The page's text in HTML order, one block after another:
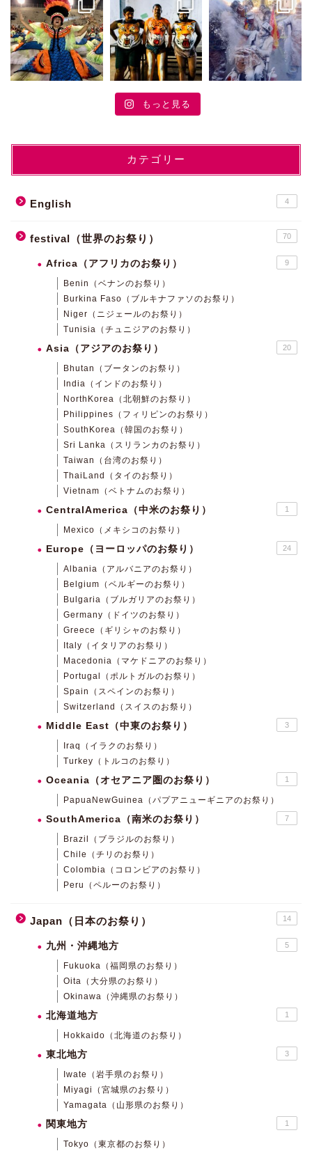
もっと見る
カテゴリー
English 4
festival（世界のお祭り） 70
Africa（アフリカのお祭り） 9
Benin（ベナンのお祭り）
Burkina Faso（ブルキナファソのお祭り）
Niger（ニジェールのお祭り）
Tunisia（チュニジアのお祭り）
Asia（アジアのお祭り） 20
Bhutan（ブータンのお祭り）
India（インドのお祭り）
NorthKorea（北朝鮮のお祭り）
Philippines（フィリピンのお祭り）
SouthKorea（韓国のお祭り）
Sri Lanka（スリランカのお祭り）
Taiwan（台湾のお祭り）
ThaiLand（タイのお祭り）
Vietnam（ベトナムのお祭り）
CentralAmerica（中米のお祭り） 1
Mexico（メキシコのお祭り）
Europe（ヨーロッパのお祭り） 24
Albania（アルバニアのお祭り）
Belgium（ベルギーのお祭り）
Bulgaria（ブルガリアのお祭り）
Germany（ドイツのお祭り）
Greece（ギリシャのお祭り）
Italy（イタリアのお祭り）
Macedonia（マケドニアのお祭り）
Portugal（ポルトガルのお祭り）
Spain（スペインのお祭り）
Switzerland（スイスのお祭り）
Middle East（中東のお祭り） 3
Iraq（イラクのお祭り）
Turkey（トルコのお祭り）
Oceania（オセアニア圏のお祭り） 1
PapuaNewGuinea（パプアニューギニアのお祭り）
SouthAmerica（南米のお祭り） 7
Brazil（ブラジルのお祭り）
Chile（チリのお祭り）
Colombia（コロンビアのお祭り）
Peru（ペルーのお祭り）
Japan（日本のお祭り） 14
九州・沖縄地方 5
Fukuoka（福岡県のお祭り）
Oita（大分県のお祭り）
Okinawa（沖縄県のお祭り）
北海道地方 1
Hokkaido（北海道のお祭り）
東北地方 3
Iwate（岩手県のお祭り）
Miyagi（宮城県のお祭り）
Yamagata（山形県のお祭り）
関東地方 1
Tokyo（東京都のお祭り）